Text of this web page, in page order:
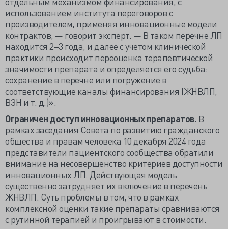
использованием института переговоров с
производителем, применяя инновационные модели
контрактов, — говорит эксперт. — В таком перечне ЛП
находится 2–3 года, и далее с учетом клинической
практики происходит переоценка терапевтической
значимости препарата и определяется его судьба:
сохранение в перечне или погружение в
соответствующие каналы финансирования (ЖНВЛП,
ВЗН и т. д.)».
Ограничен доступ инновационных препаратов. В
рамках заседания Совета по развитию гражданского
общества и правам человека 10 декабря 2024 года
представители пациентского сообщества обратили
внимание на несовершенство критериев доступности
инновационных ЛП. Действующая модель
существенно затрудняет их включение в перечень
ЖНВЛП. Суть проблемы в том, что в рамках
комплексной оценки такие препараты сравниваются
с рутинной терапией и проигрывают в стоимости.